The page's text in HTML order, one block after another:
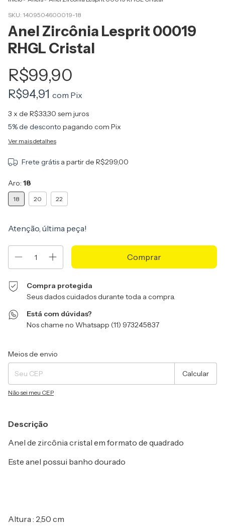
SKU: 1409504600019-18
Anel Zircônia Lesprit 00019
RHGL Cristal
R$99,90
R$94,91 com Pix
3 x de R$33,30 sem juros
5% de desconto pagando com Pix
Ver mais detalhes
Frete grátis a partir de R$299,00
Aro: 18
18 20 22
Atenção, última peça!
Compra protegida
Seus dados cuidados durante toda a compra.
Está com dúvidas?
Nos chame no Whatsapp (11) 973245837
Entregas para o CEP:
Meios de envio
Calcular
Não sei meu CEP
Descrição
Anel de zircônia cristal em formato de quadrado
Este anel possui banho dourado
Altura : 2,50 cm